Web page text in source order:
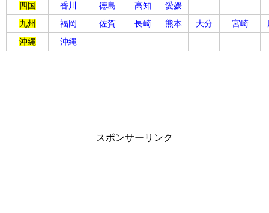
四国
香川 徳島 高知
愛媛
九州
福岡 佐賀 長崎 熊本 大分 宮崎
沖縄
沖縄
スポンサーリンク